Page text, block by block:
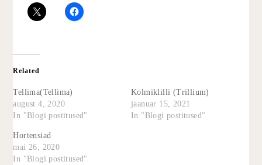
Related
Tellima(Tellima)
august 4, 2020
In "Blogi postitused"
Kolmiklilli (Trillium)
jaanuar 15, 2021
In "Blogi postitused"
Hortensiad
mai 26, 2020
In "Blogi postitused"